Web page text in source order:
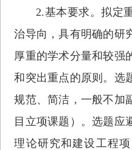
2.基本要求。拟定
治导向，具有明确的研
厚重的学术分量和较强
和突出重点的原则。选
规范、简洁，一般不加
目立项课题）。选题应
理论研究和建设工程